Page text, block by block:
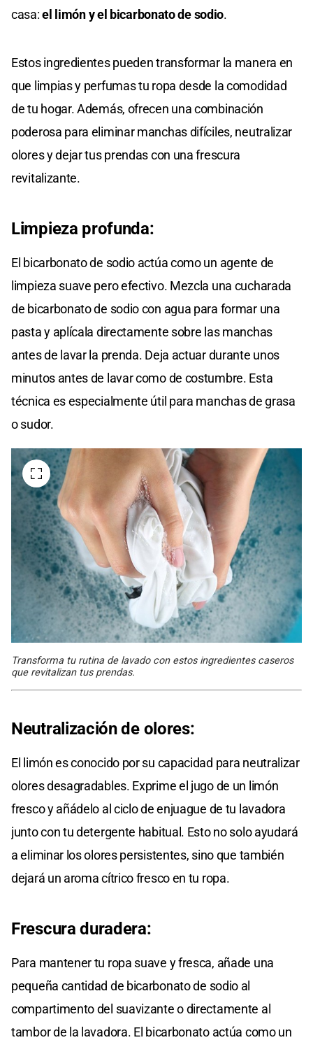
casa:el limón y el bicarbonato de sodio.
Estos ingredientes pueden transformar la manera en
que limpias y perfumas tu ropa desde la comodidad
de tu hogar. Además, ofrecen una combinación
poderosa para eliminar manchas difíciles, neutralizar
olores y dejar tus prendas con una frescura
revitalizante.
Limpieza profunda:
El bicarbonato de sodio actúa como un agente de
limpieza suave pero efectivo. Mezcla una cucharada
de bicarbonato de sodio con agua para formar una
pasta y aplícala directamente sobre las manchas
antes de lavar la prenda. Deja actuar durante unos
minutos antes de lavar como de costumbre. Esta
técnica es especialmente útil para manchas de grasa
o sudor.
Transforma tu rutina de lavado con estos ingredientes caseros
que revitalizan tus prendas.
Neutralización de olores:
El limón es conocido por su capacidad para neutralizar
olores desagradables. Exprime el jugo de un limón
fresco y añádelo al ciclo de enjuague de tu lavadora
junto con tu detergente habitual. Esto no solo ayudará
a eliminar los olores persistentes, sino que también
dejará un aroma cítrico fresco en tu ropa.
Frescura duradera:
Para mantener tu ropa suave y fresca, añade una
pequeña cantidad de bicarbonato de sodio al
compartimento del suavizante o directamente al
tambor de la lavadora. El bicarbonato actúa como un